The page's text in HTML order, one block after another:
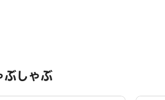
しゃぶ